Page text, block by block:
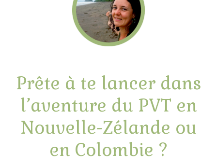
Prête à te lancer dans
l’aventure du PVT en
Nouvelle-Zélande ou
en Colombie ?